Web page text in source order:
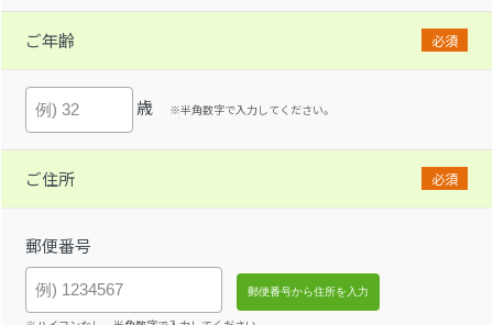
ご年齢 必須
歳 ※半角数字で入力してください。
ご住所 必須
郵便番号